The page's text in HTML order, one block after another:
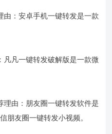
由：安卓手机一键转发是一款
凡凡一键转发破解版是一款微
理由：朋友圈一键转发软件是
朋友圈一键转发小视频。